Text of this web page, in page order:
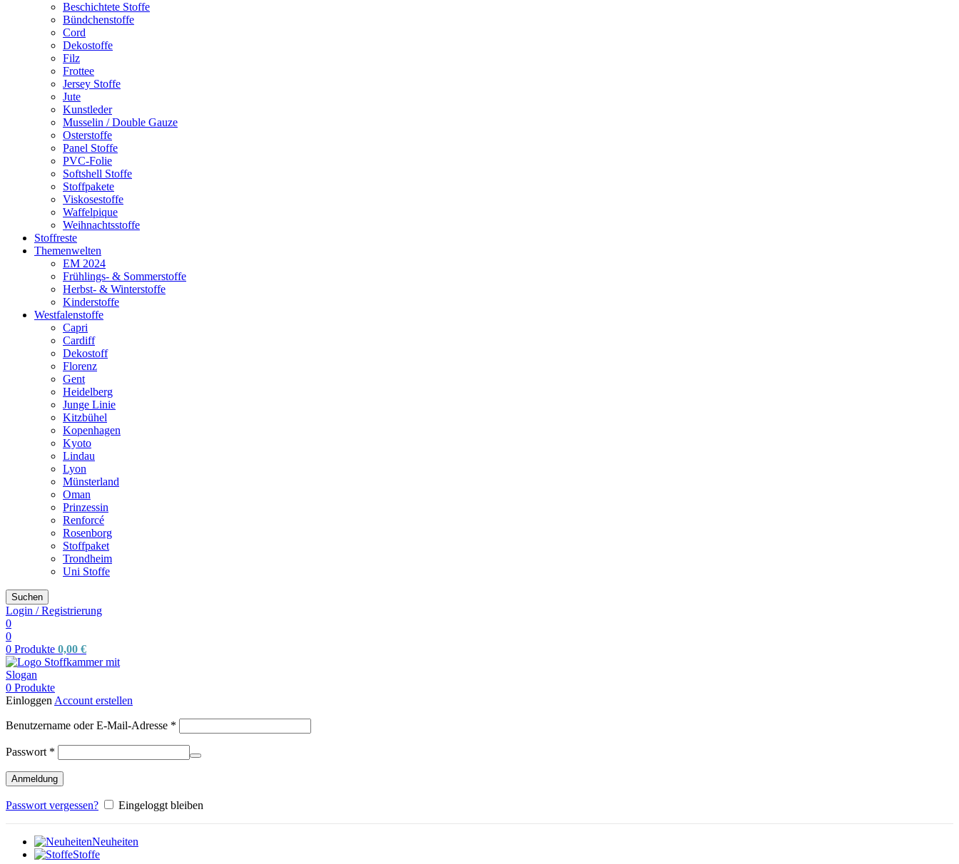
Beschichtete Stoffe
Bündchenstoffe
Cord
Dekostoffe
Filz
Frottee
Jersey Stoffe
Jute
Kunstleder
Musselin / Double Gauze
Osterstoffe
Panel Stoffe
PVC-Folie
Softshell Stoffe
Stoffpakete
Viskosestoffe
Waffelpique
Weihnachtsstoffe
Stoffreste
Themenwelten
EM 2024
Frühlings- & Sommerstoffe
Herbst- & Winterstoffe
Kinderstoffe
Westfalenstoffe
Capri
Cardiff
Dekostoff
Florenz
Gent
Heidelberg
Junge Linie
Kitzbühel
Kopenhagen
Kyoto
Lindau
Lyon
Münsterland
Oman
Prinzessin
Renforcé
Rosenborg
Stoffpaket
Trondheim
Uni Stoffe
Suchen
Login / Registrierung
0
0
0 Produkte 0,00 €
0 Produkte
Einloggen Account erstellen
Benutzername oder E-Mail-Adresse *
Passwort *
Anmeldung
Passwort vergessen? Eingeloggt bleiben
Neuheiten
Stoffe